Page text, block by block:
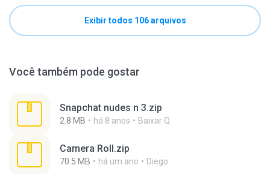
Exibir todos 106 arquivos
Você também pode gostar
Snapchat nudes n 3.zip
2.8 MB há 8 anos Baixar Q.
Camera Roll.zip
70.5 MB há um ano Diego